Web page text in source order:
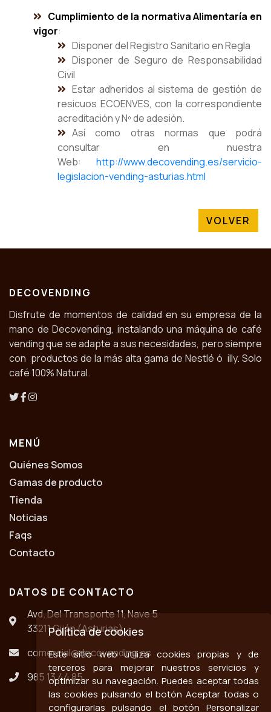
Cumplimiento de la normativa Alimentaría en
vigor:
Disponer del Registro Sanitario en Regla
Disponer de Seguro de Responsabilidad
Civil
Estar adheridos al sistema de gestión de
resicuos ECOENVES, con la correspondiente
acreditación y Nº de adesión.
Así como otras normas que podrá
consultar en nuestra
Web: http://www.decovending.es/servicio-
legislacion-vending-asturias.html
VOLVER
DECOVENDING
Disfrute de momentos de calidad en su empresa de la
mano de Decovending, instalando una máquina de café
vending que se adapte a sus necesidades, pero siempre
con productos de la más alta gama de Nestlé ó illy. Solo
café 100% Natural.
MENÚ
Quiénes Somos
Gamas de producto
Tienda
Noticias
Faqs
Contacto
DATOS DE CONTACTO
Avd. Del Transporte 11, Nave 5
33211 Gijón (Asturias)
comercial@decovending.es
985 13 44 85
Política de cookies
Este sitio web utiliza cookies propias y de
terceros para mejorar nuestros servicios y
optimizar su navegación. Puedes aceptar todas
las cookies pulsando el botón Aceptar todas o
configurarlas pulsando el botón Personalizar